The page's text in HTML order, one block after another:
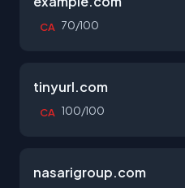
CA 70/100
tinyurl.com
CA 100/100
nasarigroup.com